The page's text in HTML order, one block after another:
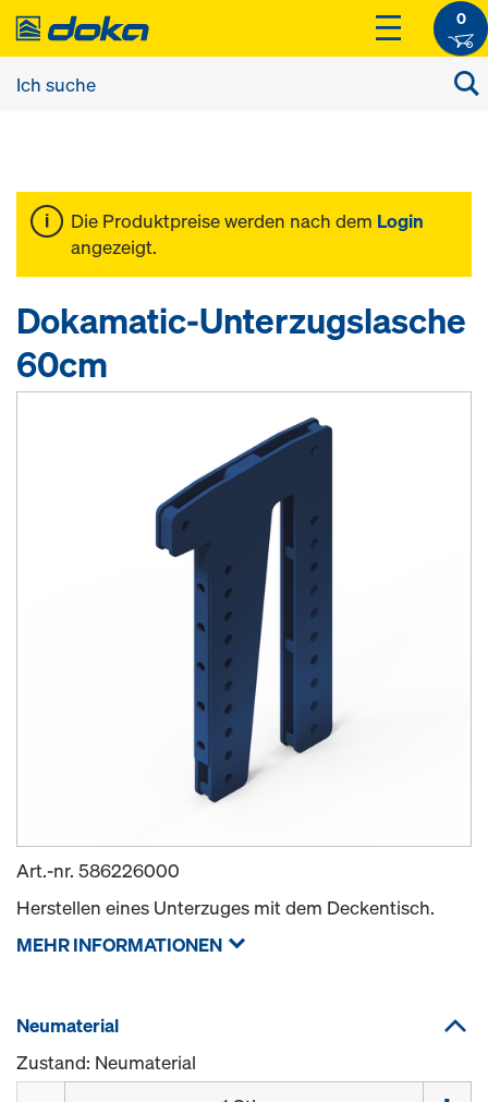
0
Die Produktpreise werden nach dem Login
angezeigt.
Dokamatic-Unterzugslasche
60cm
Art.-nr. 586226000
Herstellen eines Unterzuges mit dem Deckentisch.
MEHR INFORMATIONEN
Neumaterial
Zustand: Neumaterial